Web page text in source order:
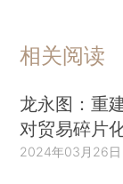
相关阅读
龙永图：重
对贸易碎片
2024年03月26日